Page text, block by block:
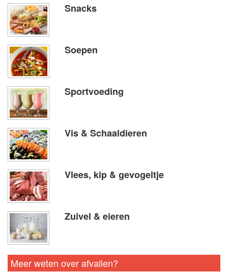
Snacks
Soepen
Sportvoeding
Vis & Schaaldieren
Vlees, kip & gevogeltje
Zuivel & eieren
Meer weten over afvallen?